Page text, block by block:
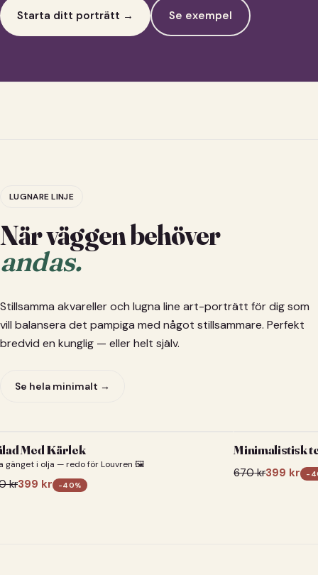
Starta ditt porträtt → Se exempel
LUGNARE LINJE
När väggen behöver
andas.
Stillsamma akvareller och lugna line art-porträtt för dig som
vill balansera det pampiga med något stillsammare. Perfekt
bredvid en kunglig — eller helt själv.
Se hela minimalt →
Med Kärlek
gänget i olja — redo för Louvren 🖼️
kr399 kr -40%
Minimalistisk
670kr399 kr -